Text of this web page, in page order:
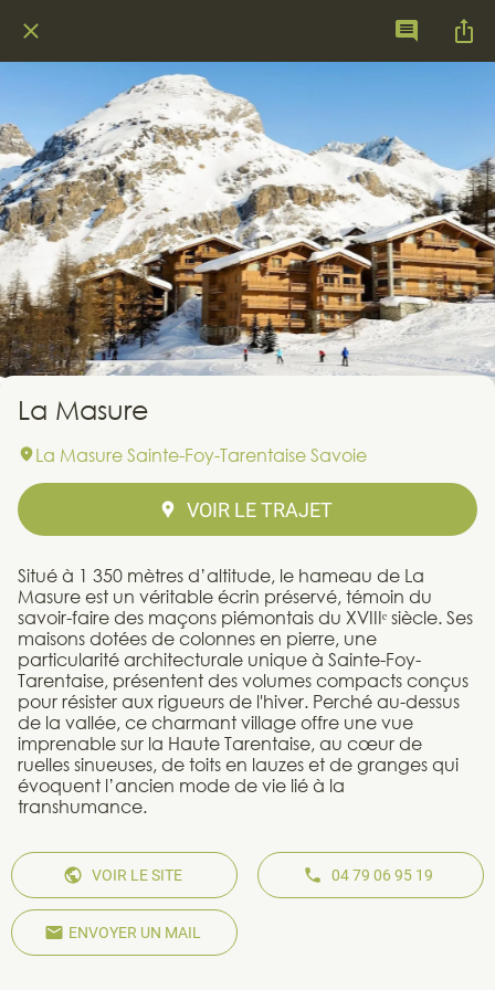
La Masure
La Masure Sainte-Foy-Tarentaise Savoie
VOIR LE TRAJET
Situé à 1 350 mètres d’altitude, le hameau de La
Masure est un véritable écrin préservé, témoin du
savoir-faire des maçons piémontais du XVIIIᵉ siècle. Ses
maisons dotées de colonnes en pierre, une
particularité architecturale unique à Sainte-Foy-
Tarentaise, présentent des volumes compacts conçus
pour résister aux rigueurs de l'hiver. Perché au-dessus
de la vallée, ce charmant village offre une vue
imprenable sur la Haute Tarentaise, au cœur de
ruelles sinueuses, de toits en lauzes et de granges qui
évoquent l’ancien mode de vie lié à la
transhumance.
VOIR LE SITE 04 79 06 95 19
ENVOYER UN MAIL